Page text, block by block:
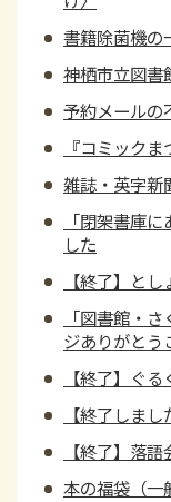
書籍除菌機の
神栖市立図書
予約メールの
『コミック
雑誌・英字新
「閉架書庫
した
【終了】と
「図書館・
ジありがとう
【終了】ぐ
【終了しま
【終了】落
本の福袋（一